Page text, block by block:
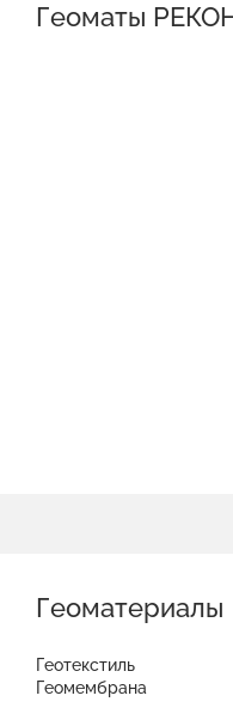
Геоматы
Геоматериалы
Геотекстиль
Геомембрана